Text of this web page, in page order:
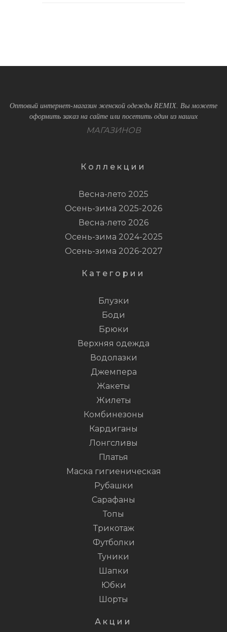
Оптовый интернет-магазин женской одежды REMIX. Вы можете
оформить заказ на сайте или посетить один из наших
МАГАЗИНОВ
Коллекции
Весна-лето 2025
Осень-зима 2025-2026
Весна-лето 2026
Осень-зима 2024-2025
Осень-зима 2026-2027
Категории
Блузки
Боди
Брюки
Верхняя одежда
Водолазки
Джемпера
Жакеты
Жилеты
Комбинезоны
Кардиганы
Лонгсливы
Платья
Маска гигиеническая
Рубашки
Сарафаны
Топы
Трикотаж
Футболки
Туники
Шапки
Юбки
Шорты
Акции